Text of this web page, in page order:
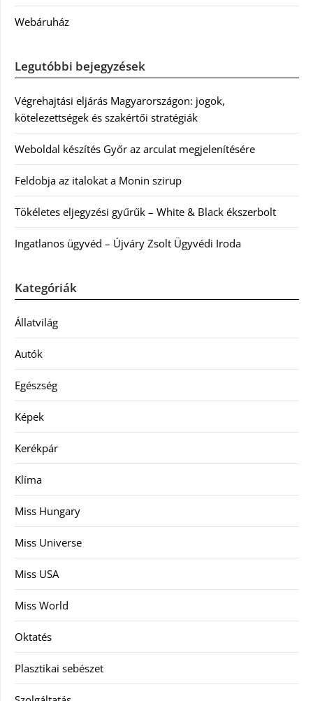
Webáruház
Legutóbbi bejegyzések
Végrehajtási eljárás Magyarországon: jogok,
kötelezettségek és szakértői stratégiák
Weboldal készítés Győr az arculat megjelenítésére
Feldobja az italokat a Monin szirup
Tökéletes eljegyzési gyűrűk – White & Black ékszerbolt
Ingatlanos ügyvéd – Újváry Zsolt Ügyvédi Iroda
Kategóriák
Állatvilág
Autók
Egészség
Képek
Kerékpár
Klíma
Miss Hungary
Miss Universe
Miss USA
Miss World
Oktatés
Plasztikai sebészet